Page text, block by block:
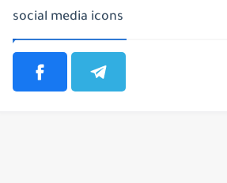
social media icons